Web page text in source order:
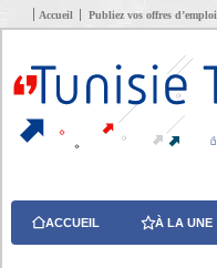
Accueil Publiez vos offres d’emploi
ACCUEIL À LA UNE